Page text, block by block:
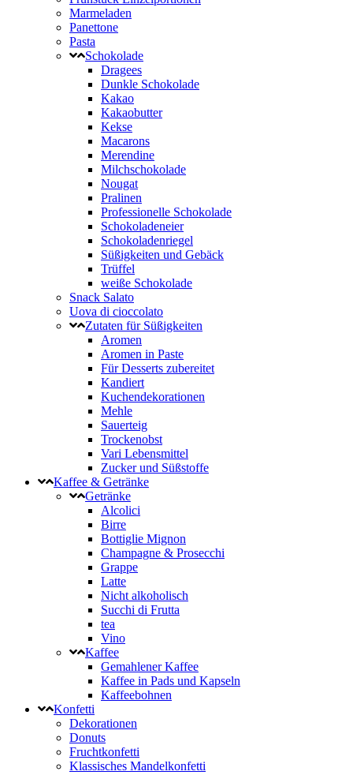
Marmeladen
Panettone
Pasta
Schokolade
Dragees
Dunkle Schokolade
Kakao
Kakaobutter
Kekse
Macarons
Merendine
Milchschokolade
Nougat
Pralinen
Professionelle Schokolade
Schokoladeneier
Schokoladenriegel
Süßigkeiten und Gebäck
Trüffel
weiße Schokolade
Snack Salato
Uova di cioccolato
Zutaten für Süßigkeiten
Aromen
Aromen in Paste
Für Desserts zubereitet
Kandiert
Kuchendekorationen
Mehle
Sauerteig
Trockenobst
Vari Lebensmittel
Zucker und Süßstoffe
Kaffee & Getränke
Getränke
Alcolici
Birre
Bottiglie Mignon
Champagne & Prosecchi
Grappe
Latte
Nicht alkoholisch
Succhi di Frutta
tea
Vino
Kaffee
Gemahlener Kaffee
Kaffee in Pads und Kapseln
Kaffeebohnen
Konfetti
Dekorationen
Donuts
Fruchtkonfetti
Klassisches Mandelkonfetti